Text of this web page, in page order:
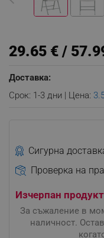
29.65 € /
Доставка:
Срок: 1-3 дни | Цена:
Сигурна
Проверка на
Изчерпан продукт
За съжаление в
наличност.